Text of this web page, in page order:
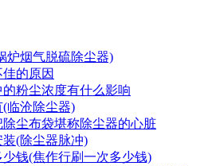
炉烟气脱硫除尘器)
的原因
粉尘浓度有什么影响
临沧除尘器)
尘布袋堪称除尘器的心脏
(除尘器脉冲)
钱(焦作行刷一次多少钱)